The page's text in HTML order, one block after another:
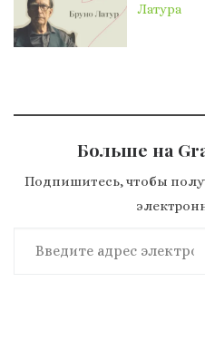
Латура
Больше на
Подпишитесь, чтобы
Введите адрес